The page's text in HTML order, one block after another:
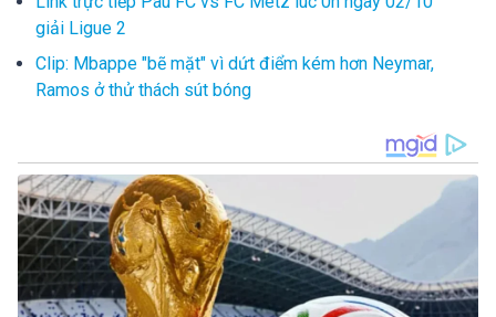
giải Ligue 2
Clip: Mbappe "bẽ mặt" vì dứt điểm kém hơn Neymar,
Ramos ở thử thách sút bóng